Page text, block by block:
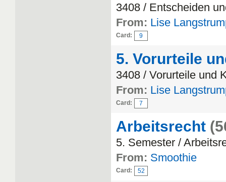
3408 / Entscheiden
From: Lise
Card: 9
5. Vorurteile
3408 / Vorurteile und
From: Lise
Card: 7
Arbeitsrecht
5. Semester /
From: Smoothie
Card: 52